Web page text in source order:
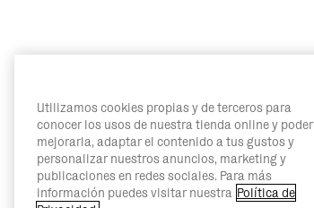
Utilizamos cookies propias y de terceros para
conocer los usos de nuestra tienda online y poder
mejorarla, adaptar el contenido a tus gustos y
personalizar nuestros anuncios, marketing y
publicaciones en redes sociales. Para más
información puedes visitar nuestra Política de